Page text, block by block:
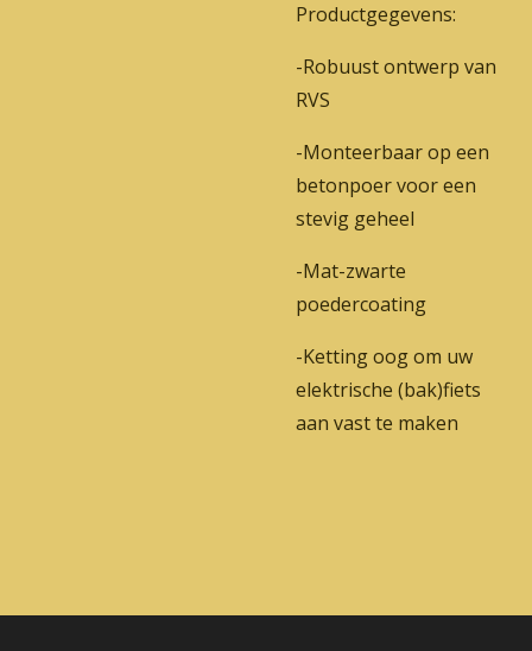
Productgegevens:
-Robuust ontwerp van
RVS
-Monteerbaar op een
betonpoer voor een
stevig geheel
-Mat-zwarte
poedercoating
-Ketting oog om uw
elektrische (bak)fiets
aan vast te maken